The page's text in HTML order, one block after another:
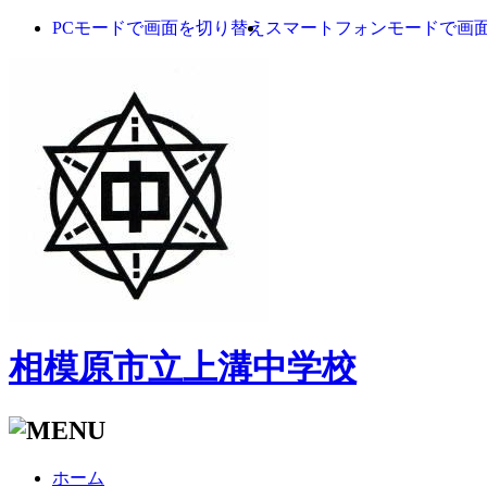
PCモードで画面を切り替え スマートフォンモードで画
相模原市立上溝中学校
ホーム